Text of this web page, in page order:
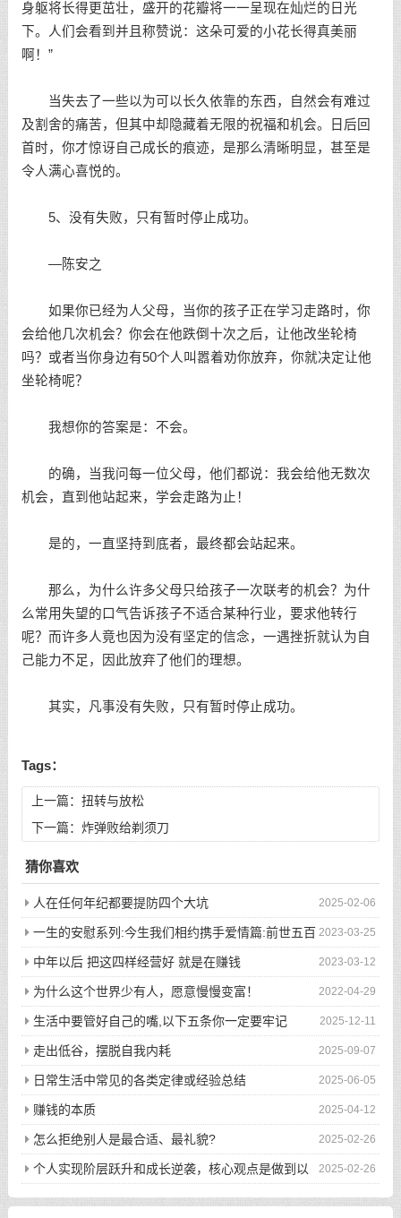
身躯将长得更茁壮，盛开的花瓣将一一呈现在灿烂的日光
下。人们会看到并且称赞说：这朵可爱的小花长得真美丽
啊！”
当失去了一些以为可以长久依靠的东西，自然会有难过
及割舍的痛苦，但其中却隐藏着无限的祝福和机会。日后回
首时，你才惊讶自己成长的痕迹，是那么清晰明显，甚至是
令人满心喜悦的。
5、没有失败，只有暂时停止成功。
—陈安之
如果你已经为人父母，当你的孩子正在学习走路时，你
会给他几次机会？你会在他跌倒十次之后，让他改坐轮椅
吗？或者当你身边有50个人叫嚣着劝你放弃，你就决定让他
坐轮椅呢？
我想你的答案是：不会。
的确，当我问每一位父母，他们都说：我会给他无数次
机会，直到他站起来，学会走路为止！
是的，一直坚持到底者，最终都会站起来。
那么，为什么许多父母只给孩子一次联考的机会？为什
么常用失望的口气告诉孩子不适合某种行业，要求他转行
呢？而许多人竟也因为没有坚定的信念，一遇挫折就认为自
己能力不足，因此放弃了他们的理想。
其实，凡事没有失败，只有暂时停止成功。
Tags：
上一篇： 扭转与放松
下一篇： 炸弹败给剃须刀
猜你喜欢
2025-02-06
人在任何年纪都要提防四个大坑
2023-03-25
一生的安慰系列:今生我们相约携手爱情篇:前世五百
次的回眸才换来今生的相遇
2023-03-12
中年以后 把这四样经营好 就是在赚钱
2022-04-29
为什么这个世界少有人，愿意慢慢变富！
2025-12-11
生活中要管好自己的嘴,以下五条你一定要牢记
2025-09-07
走出低谷，摆脱自我内耗
2025-06-05
日常生活中常见的各类定律或经验总结
2025-04-12
赚钱的本质
2025-02-26
怎么拒绝别人是最合适、最礼貌?
2025-02-26
个人实现阶层跃升和成长逆袭，核心观点是做到以
下八件事